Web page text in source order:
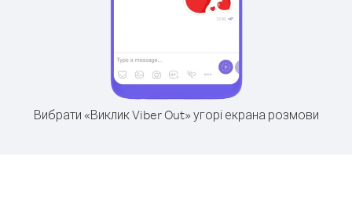
Вибрати «Виклик Viber Out» угорі екрана розмови